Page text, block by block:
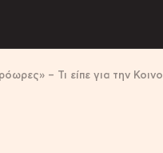
– Τι είπε για την